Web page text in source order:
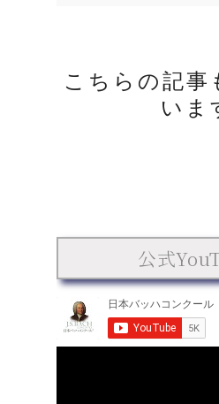
こちらの記事
いま
公式